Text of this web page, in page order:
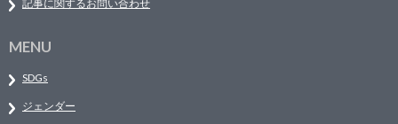
記事に関するお問い合わせ
MENU
SDGs
ジェンダー